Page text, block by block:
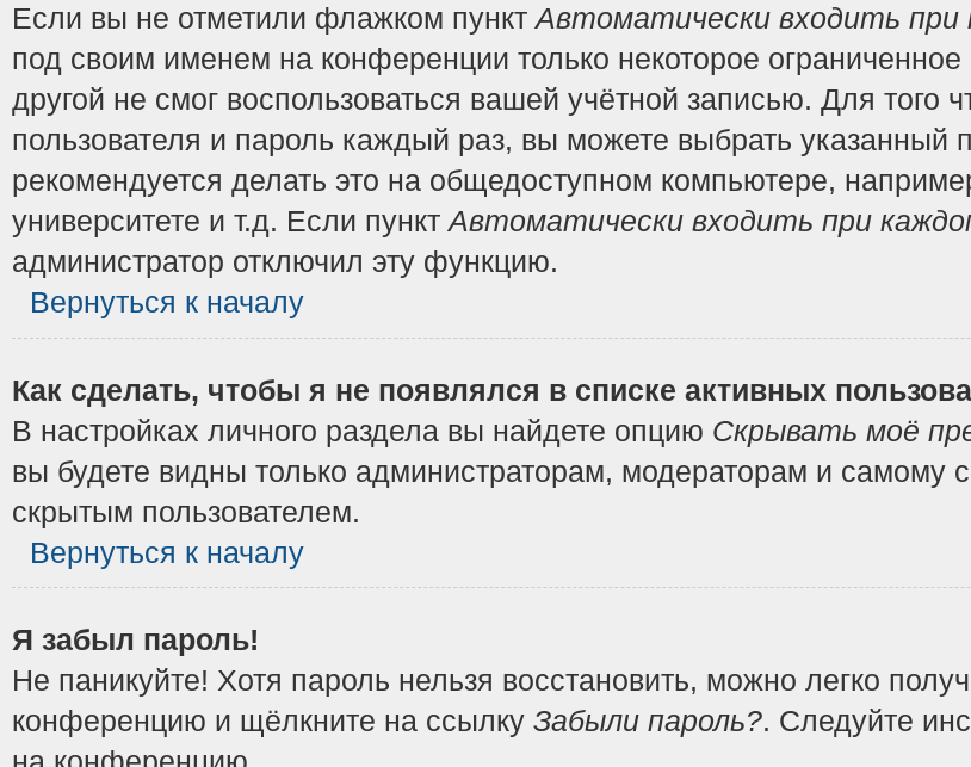
Если вы не отметили флажком пунктАвтоматически входить при
под своим именем на конференции только некоторое
другой не смог воспользоваться вашей учётной записью. Для того
пользователя и пароль каждый раз, вы можете выбрать
рекомендуется делать это на общедоступном компьютере,
университете и т.д. Если пунктАвтоматически входить при
администратор отключил эту функцию.
Вернуться к началу
Как сделать, чтобы я не появлялся в списке активных
В настройках личного раздела вы найдете опцию Скрывать моё
вы будете видны только администраторам, модераторам и самому
скрытым пользователем.
Вернуться к началу
Я забыл пароль!
Не паникуйте! Хотя пароль нельзя восстановить, можно легко
конференцию и щёлкните на ссылку Забыли пароль?. Следуйте